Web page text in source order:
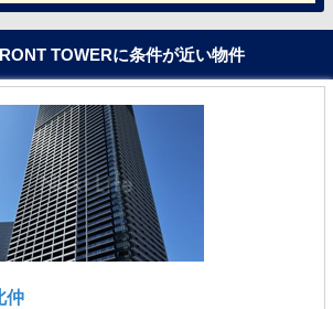
TOWERに条件が近い物件
仲